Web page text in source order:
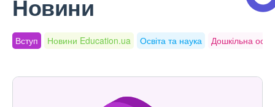
Новини
Вступ Новини Education.ua Освіта та наука Дошкільна